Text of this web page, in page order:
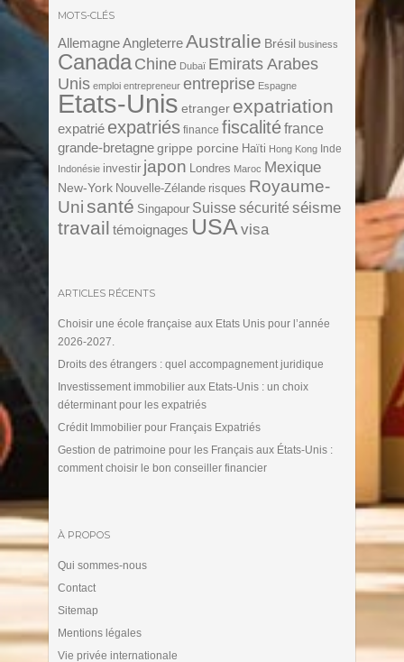
MOTS-CLÉS
Allemagne AngleterreAustralie Brésil business
Canada Chine Dubaï Emirats Arabes
Unis emploi entrepreneur entreprise Espagne
Etats-Unis etranger expatriation
expatrié expatriés finance fiscalitéfrance
grande-bretagne grippe porcine Haïti Hong Kong Inde
Indonésie investir japon Londres Maroc Mexique
New-York Nouvelle-Zélande risques Royaume-
Unisanté Singapour Suisse sécurité séisme
travail témoignages USA visa
ARTICLES RÉCENTS
Choisir une école française aux Etats Unis pour l’année
2026-2027.
Droits des étrangers : quel accompagnement juridique
Investissement immobilier aux Etats-Unis : un choix
déterminant pour les expatriés
Crédit Immobilier pour Français Expatriés
Gestion de patrimoine pour les Français aux États-Unis :
comment choisir le bon conseiller financier
À PROPOS
Qui sommes-nous
Contact
Sitemap
Mentions légales
Vie privée internationale